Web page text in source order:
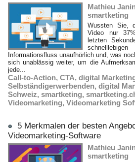
Mathieu
smartketing
Wussten Sie,
Video nur
letzten
Informationsfluss unaufhörlich und, was
sich unablässig weiter, um die
jede...
Call-to-Action, CTA, digital
Selbständigerwerbenden, digital
Schweiz, smartketing,
Videomarketing, Videomarketing
5 Merkmalen der besten
Videomarketing-Software
Mathieu
smartketing